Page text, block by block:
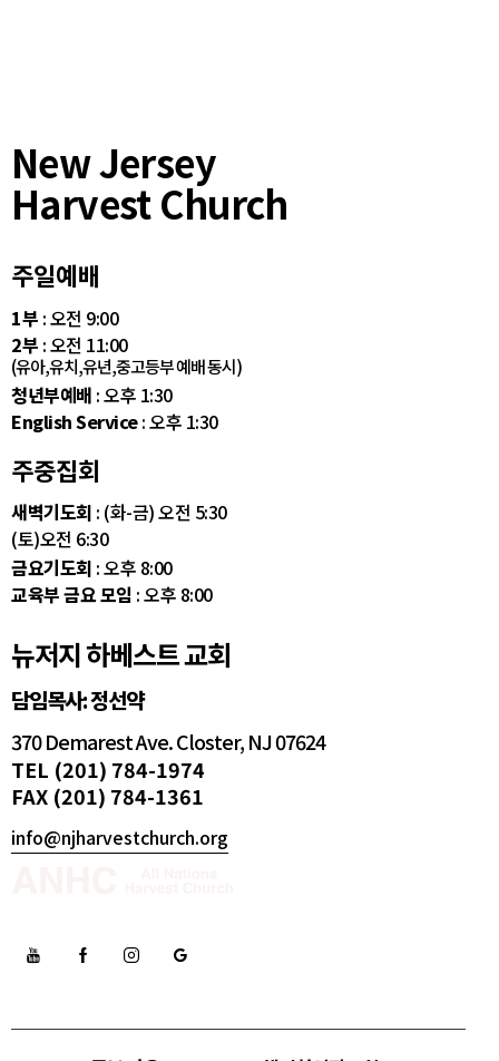
New Jersey
Harvest Church
주일예배
1부 : 오전 9:00
2부 : 오전 11:00
(유아,유치,유년,중고등부 예배 동시)
청년부예배 : 오후 1:30
English Service: 오후 1:30
주중집회
새벽기도회 : (화-금) 오전 5:30
(토)오전 6:30
금요기도회 : 오후 8:00
교육부 금요 모임 : 오후 8:00
뉴저지 하베스트 교회
담임목사: 정선약
370 Demarest Ave. Closter, NJ 07624
TEL (201) 784-1974
FAX (201) 784-1361
info@njharvestchurch.org